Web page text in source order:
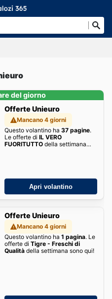
del giorno
Offerte Unieuro
Mancano 4 giorni
Questo volantino ha 37 pagine.
Le offerte di IL VERO
FUORITUTTOdella settimana
Apri volantino
Offerte Unieuro
Mancano 4 giorni
Questo volantino ha 1 pagina. Le
offerte di Tigre - Freschi di
Qualitàdella settimana sono qui!